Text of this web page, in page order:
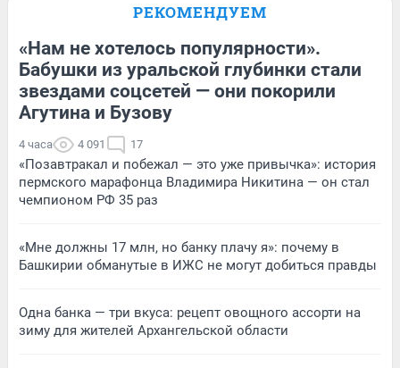
РЕКОМЕНДУЕМ
«Нам не хотелось популярности».
Бабушки из уральской глубинки стали
звездами соцсетей — они покорили
Агутина и Бузову
4 часа 4 091 17
«Позавтракал и побежал — это уже привычка»: история
пермского марафонца Владимира Никитина — он стал
чемпионом РФ 35 раз
«Мне должны 17 млн, но банку плачу я»: почему в
Башкирии обманутые в ИЖС не могут добиться правды
Одна банка — три вкуса: рецепт овощного ассорти на
зиму для жителей Архангельской области